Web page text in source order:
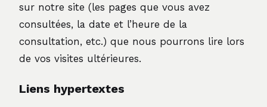
sur notre site (les pages que vous avez
consultées, la date et l’heure de la
consultation, etc.) que nous pourrons lire lors
de vos visites ultérieures.
Liens hypertextes